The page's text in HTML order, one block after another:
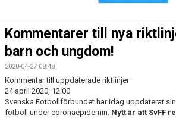
LEDARE
KONTAKT
Kommentarer till nya
barn och ungdom!
2020-04-27 08:48
Kommentar till uppdaterade riktlinjer
24 april 2020, 12:00
Svenska Fotbollförbundet har idag uppdaterat
fotboll under coronaepidemin. Nytt är att SvFF